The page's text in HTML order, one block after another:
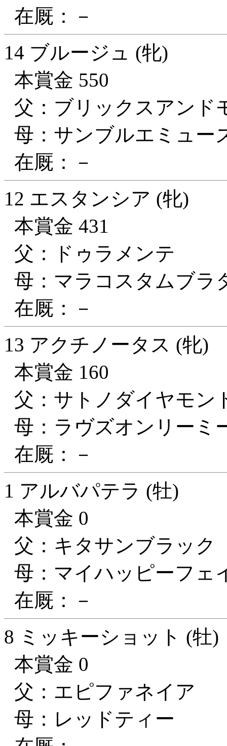
在厩：－
14 ブルージュ (牝)
本賞金 550
父：ブリックスアンド
母：サンブルエミュー
在厩：－
12 エスタンシア (牝)
本賞金 431
父：ドゥラメンテ
母：マラコスタムブラ
在厩：－
13 アクチノータス (牝)
本賞金 160
父：サトノダイヤモン
母：ラヴズオンリーミ
在厩：－
1 アルバパテラ (牡)
本賞金 0
父：キタサンブラック
母：マイハッピーフェ
在厩：－
8 ミッキーショット (牡)
本賞金 0
父：エピファネイア
母：レッドティー